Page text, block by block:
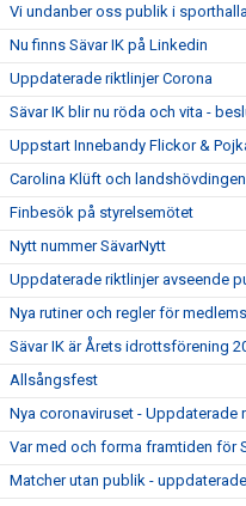
Vi undanber oss publik i
Nu finns Sävar IK på Linkedin
Uppdaterade riktlinjer Corona
Sävar IK blir nu röda och vita -
Uppstart Innebandy Flickor &
Carolina Klüft och
Finbesök på styrelsemötet
Nytt nummer SävarNytt
Uppdaterade riktlinjer avseende
Nya rutiner och regler för
Sävar IK är Årets idrottsförening
Allsångsfest
Nya coronaviruset - Uppdaterade
Var med och forma framtiden för
Matcher utan publik -